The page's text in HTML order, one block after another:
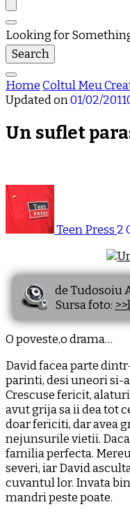
Looking for
HomeColtul Meu
Updated on01/02/2011
Un suflet
Teen Press 2
de Tudosoiu
Sursa foto:
O poveste,o drama…
David facea parte
parinti, desi uneori si-
Crescuse fericit,
avut grija sa ii dea tot
doar fericiti, dar avea
nejunsurile vietii.
familia perfecta.
severi, iar David
cuvantul lor. Invata
mandri peste poate.